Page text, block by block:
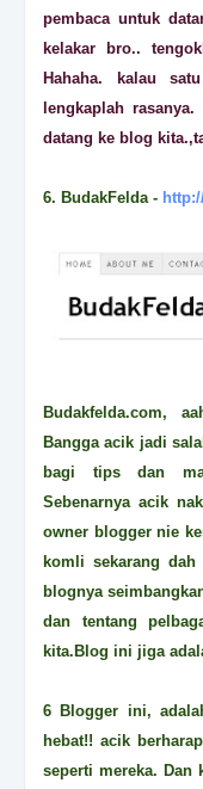
pembaca untuk
kelakar bro..
Hahaha. kalau
lengkaplah
datang ke blog
6. BudakFelda -
Budakfelda.com,
Bangga acik jadi
bagi tips dan
Sebenarnya acik
owner blogger nie
komli sekarang
blognya
dan tentang
kita.Blog ini jiga
6 Blogger ini,
hebat!! acik
seperti mereka. Dan